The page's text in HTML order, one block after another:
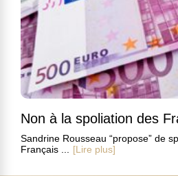
Non à la spoliation des
Sandrine Rousseau “propose” de
Français ...
[Lire plus]